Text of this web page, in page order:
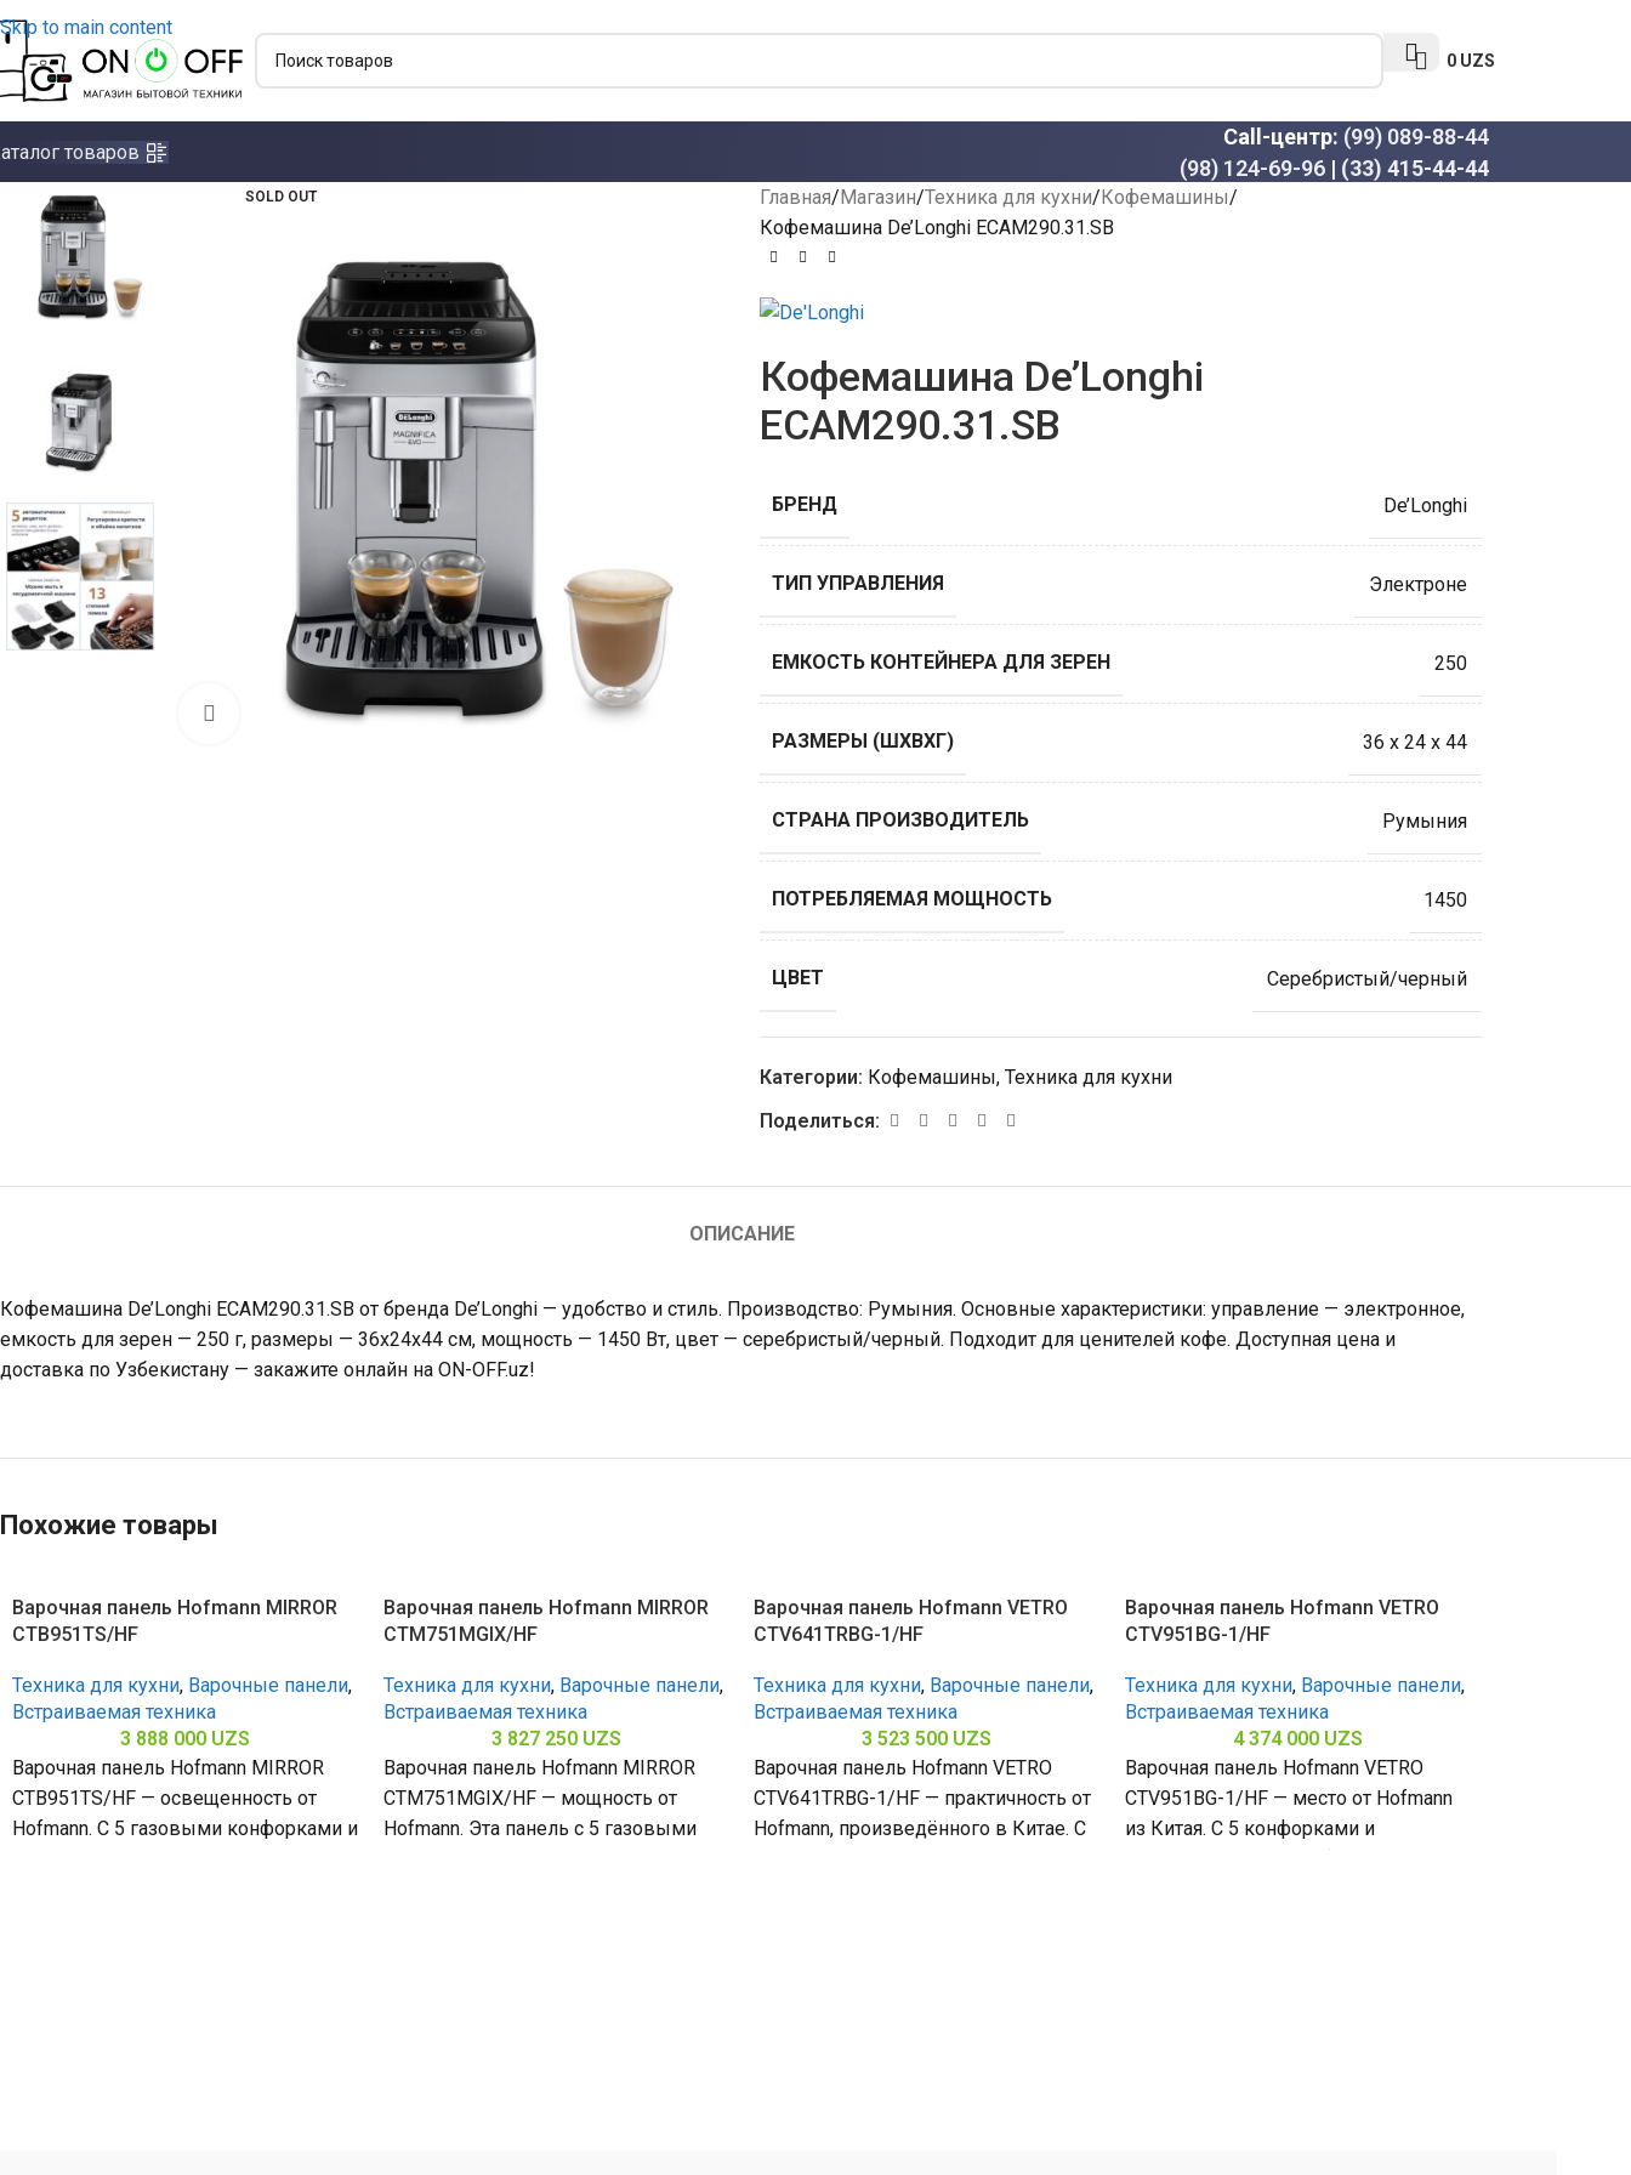
Skip to main content
0 UZS
товаров
Call-центр: (99) 089-88-44
(98) 124-69-96 | (33) 415-44-44
SOLD OUT
Click to enlarge
Главная Магазин Техника для кухни Кофемашины
Кофемашина De’Longhi ECAM290.31.SB
Кофемашина De’Longhi
ECAM290.31.SB
БРЕНД De’Longhi
ТИП УПРАВЛЕНИЯ Электроне
ЕМКОСТЬ КОНТЕЙНЕРА ДЛЯ ЗЕРЕН 250
РАЗМЕРЫ (ШХВХГ) 36 x 24 x 44
СТРАНА ПРОИЗВОДИТЕЛЬ Румыния
ПОТРЕБЛЯЕМАЯ МОЩНОСТЬ 1450
ЦВЕТ Серебристый/черный
Категории: Кофемашины, Техника для кухни
Поделиться:
ОПИСАНИЕ
Кофемашина De’Longhi ECAM290.31.SB от бренда De’Longhi — удобство и стиль. Производство: Румыния. Основные характеристики: управление — электронное,
емкость для зерен — 250 г, размеры — 36x24x44 см, мощность — 1450 Вт, цвет — серебристый/черный. Подходит для ценителей кофе. Доступная цена и
доставка по Узбекистану — закажите онлайн на ON-OFF.uz!
Похожие товары
Варочная панель Hofmann MIRROR
CTB951TS/HF
Техника для кухни, Варочные панели,
Встраиваемая техника
3 888 000 UZS
Варочная панель Hofmann MIRROR
CTB951TS/HF — освещенность от
Hofmann. С 5 газовыми конфорками и
Варочная панель Hofmann MIRROR
CTM751MGIX/HF
Техника для кухни, Варочные панели,
Встраиваемая техника
3 827 250 UZS
Варочная панель Hofmann MIRROR
CTM751MGIX/HF — мощность от
Hofmann. Эта панель с 5 газовыми
Варочная панель Hofmann VETRO
CTV641TRBG-1/HF
Техника для кухни, Варочные панели,
Встраиваемая техника
3 523 500 UZS
Варочная панель Hofmann VETRO
CTV641TRBG-1/HF — практичность от
Hofmann, произведённого в Китае. С
Варочная панель Hofmann VETRO
CTV951BG-1/HF
Техника для кухни, Варочные панели,
Встраиваемая техника
4 374 000 UZS
Варочная панель Hofmann VETRO
CTV951BG-1/HF — место от Hofmann
из Китая. С 5 конфорками и